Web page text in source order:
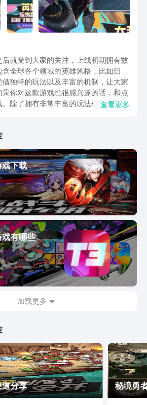
就受到大家的关注，上线初期拥有数
全球各个领域的英雄风格，比如日
独特的玩法以及丰富的机制，让大家
你对这款游戏也很感兴趣的话，和点
除了拥有非常丰富的玩法机制之外，
面做得特别精致，明暗阴影处理的也
应远富有激情，每次对决时都有激情
个游戏氛围变得非常紧张，为大家带来
些就是关于决胜巅峰手游下载地址在
看到这些之后有所了解了吧，该游戏
注，因此在开通预约通道之后，仅仅
高的预约量，多玩家都期待不已。
查看更多
下载
有哪些
加载更多
分享 秘境勇